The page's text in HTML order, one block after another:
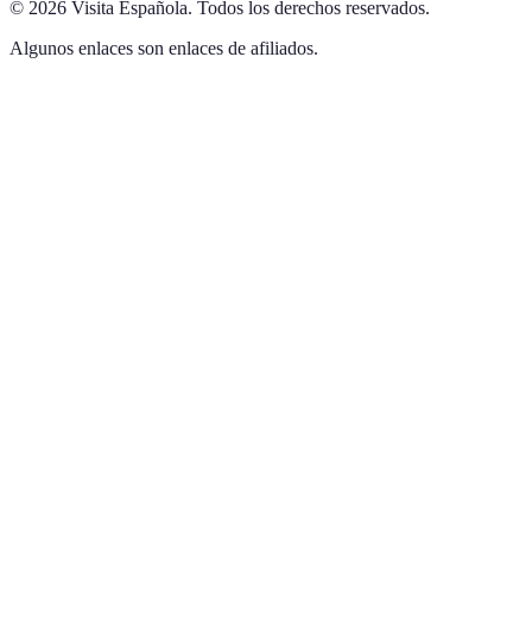
© 2026 Visita Española. Todos los derechos reservados.
Algunos enlaces son enlaces de afiliados.